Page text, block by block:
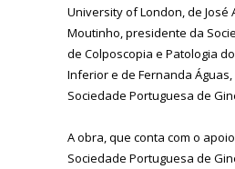
University of London, de José
Moutinho, presidente da
de Colposcopia e Patologia
Inferior e de Fernanda
Sociedade Portuguesa de
A obra, que conta com o
Sociedade Portuguesa de